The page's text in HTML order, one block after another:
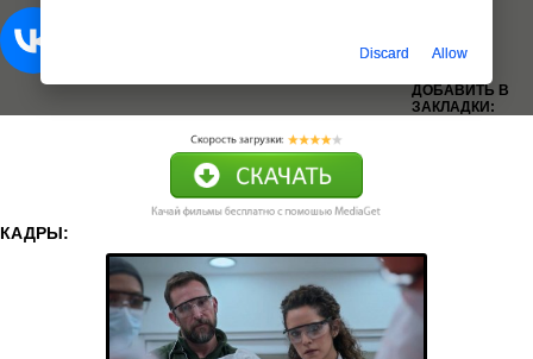
ДОБАВИТЬ В
ЗАКЛАДКИ:
КАДРЫ:
Discard Allow